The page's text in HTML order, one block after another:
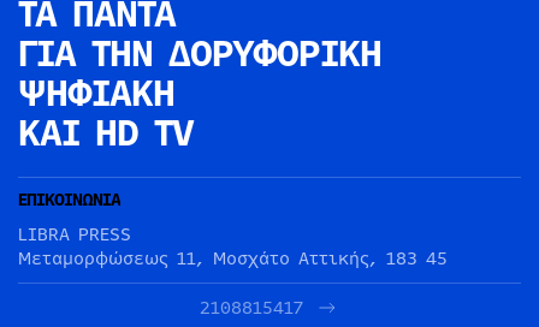
ΤΑ ΠΑΝΤΑ
ΓΙΑ ΤΗΝ ΔΟΡΥΦΟΡΙΚΗ
ΨΗΦΙΑΚΗ
ΚΑΙ HD TV
ΕΠΙΚΟΙΝΩΝΙΑ
LIBRA PRESS
Μεταμορφώσεως 11, Μοσχάτο Αττικής, 183 45
2108815417